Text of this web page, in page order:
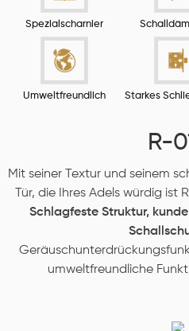
Spezialscharnier
Umweltfreundlich Starkes
R-
Mit seiner Textur und seinem
Tür, die Ihres Adels würdig ist
Schlagfeste Struktur,
umweltfreundliche